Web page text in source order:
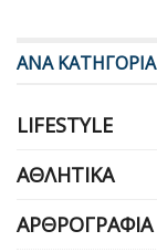
ΑΝΑ ΚΑΤΗΓΟΡΙΑ
LIFESTYLE
ΑΘΛΗΤΙΚΆ
ΑΡΘΡΟΓΡΑΦΊΑ